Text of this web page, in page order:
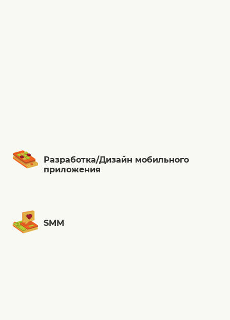
Разработка/Дизайн мобильного
приложения
SMM